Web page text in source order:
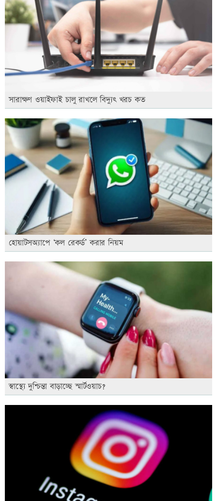
সারাক্ষণ ওয়াইফাই চালু রাখলে বিদ্যুৎ খরচ কত
হোয়াটসঅ্যাপে ‘কল রেকর্ড’ করার নিয়ম
স্বাস্থ্যে দুশ্চিন্তা বাড়াচ্ছে স্মার্টওয়াচ?